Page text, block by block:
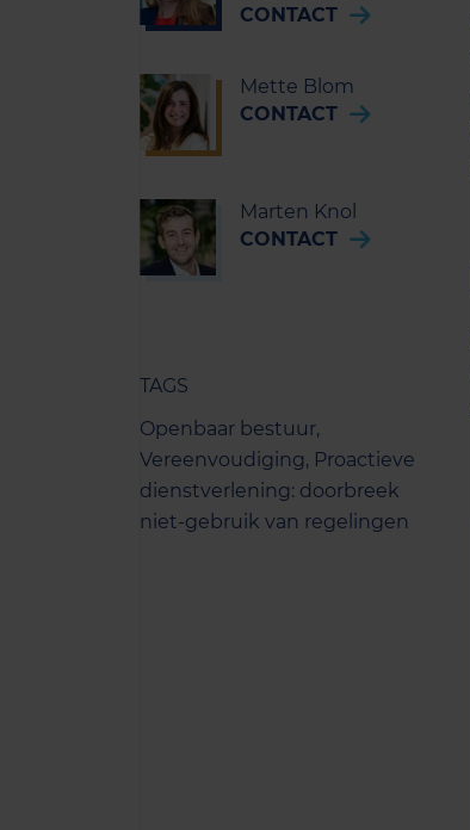
CONTACT
Mette Blom
CONTACT
Marten Knol
CONTACT
TAGS
Openbaar bestuur,
Vereenvoudiging, Proactieve
dienstverlening: doorbreek
niet-gebruik van regelingen